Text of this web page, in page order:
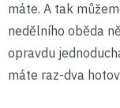
máte. A tak
nedělního oběda
opravdu
máte raz-dva